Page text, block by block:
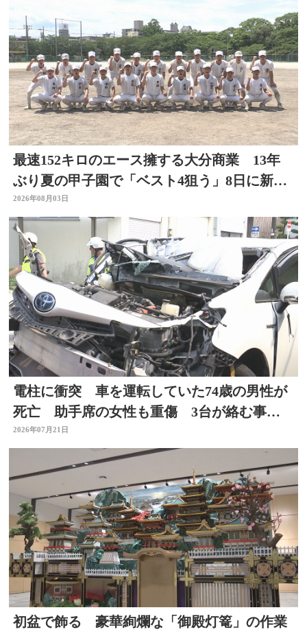
最速152キロのエース擁する大分商業 13年
ぶり夏の甲子園で「ベスト4狙う」8日に新潟
代表と対戦
2026年08月03日
電柱に衝突 車を運転していた74歳の男性が
死亡 助手席の女性も重傷 3台が絡む事
故 大分
2026年07月21日
初盆で飾る 豪華絢爛な「御殿灯篭」の作業